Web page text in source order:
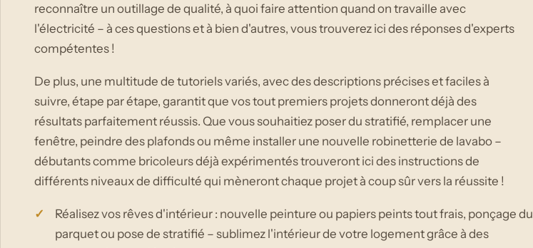
reconnaître un outillage de qualité, à quoi faire attention quand on travaille avec
l'électricité – à ces questions et à bien d'autres, vous trouverez ici des réponses d'experts
compétentes !
De plus, une multitude de tutoriels variés, avec des descriptions précises et faciles à
suivre, étape par étape, garantit que vos tout premiers projets donneront déjà des
résultats parfaitement réussis. Que vous souhaitiez poser du stratifié, remplacer une
fenêtre, peindre des plafonds ou même installer une nouvelle robinetterie de lavabo –
débutants comme bricoleurs déjà expérimentés trouveront ici des instructions de
différents niveaux de difficulté qui mèneront chaque projet à coup sûr vers la réussite !
Réalisez vos rêves d'intérieur : nouvelle peinture ou papiers peints tout frais, ponçage du
parquet ou pose de stratifié – sublimez l'intérieur de votre logement grâce à des